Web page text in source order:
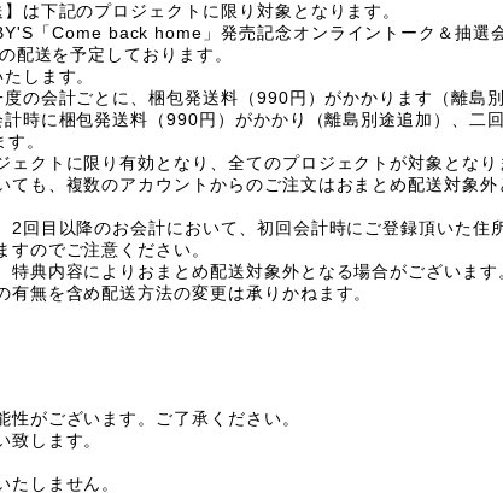
は下記のプロジェクトに限り対象となります。
「Come back home 」発売記念オンライントーク＆抽選
配送を予定しております。
します。
の会計ごとに、梱包発送料（990円）がかかります（離島
時に梱包発送料（990円）がかかり（離島別途追加）、二
。
クトに限り有効となり、全てのプロジェクトが対象となり
も、複数のアカウントからのご注文はおまとめ配送対象外
2回目以降のお会計において、初回会計時にご登録頂いた住
のでご注意ください。
典内容によりおまとめ配送対象外となる場合がございます
無を含め配送方法の変更は承りかねます。
がございます。ご了承ください。
します。
しません。